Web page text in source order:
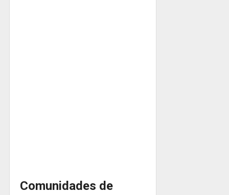
Comunidades de